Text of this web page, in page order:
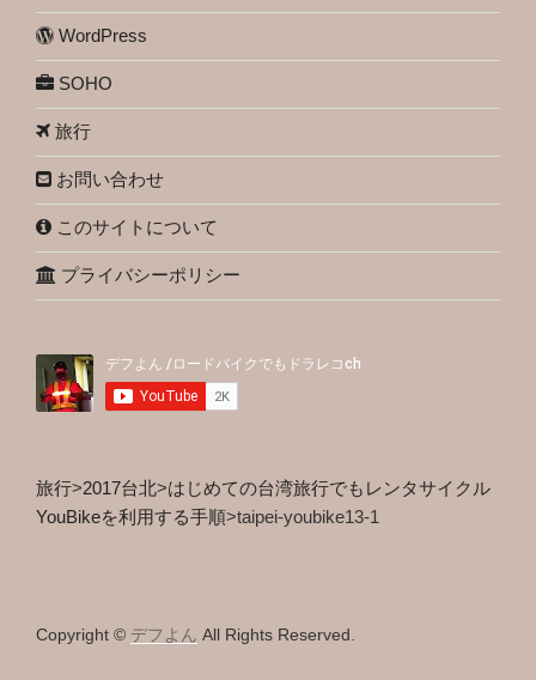
WordPress
SOHO
旅行
お問い合わせ
このサイトについて
プライバシーポリシー
旅行>2017台北>はじめての台湾旅行でもレンタサイクル
YouBikeを利用する手順>taipei-youbike13-1
Copyright © デフよん All Rights Reserved.